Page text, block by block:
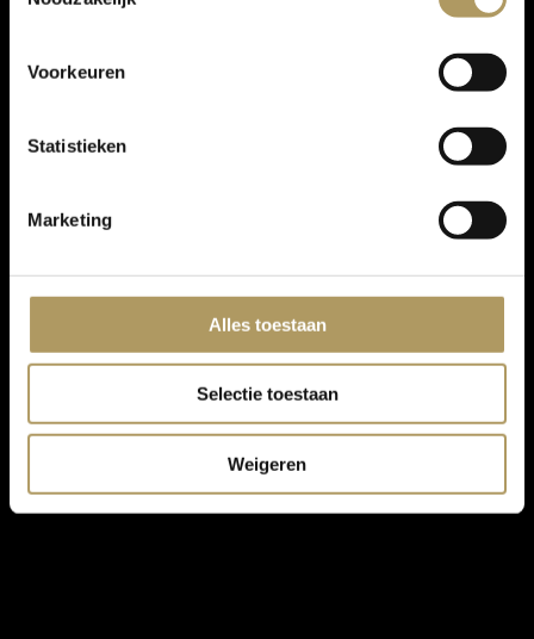
Voorkeuren
Statistieken
Marketing
Alles toestaan
Selectie toestaan
Weigeren